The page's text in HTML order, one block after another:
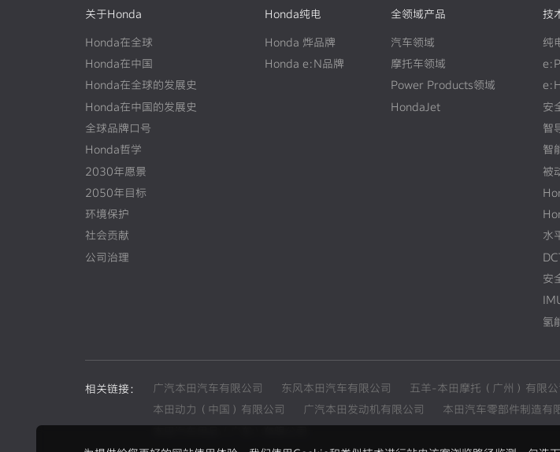
关于Honda
Honda在全球
Honda在中国
Honda在全球的发展史
Honda在中国的发展史
全球品牌口号
Honda哲学
2030年愿景
2050年目标
环境保护
社会贡献
公司治理
Honda纯电
Honda 烨品牌
Honda e:N品牌
全领域产品
汽车领域
摩托车领域
Power Products领域
HondaJet
技
纯
安
智
智
被
水
安
氢
相关链接： 广汽本田汽车有限公司 东风本田汽车有限公司 五羊-本田摩托（广州）有限公
本田动力（中国）有限公司
广汽本田发动机有限公司 本田汽车零部件制造有